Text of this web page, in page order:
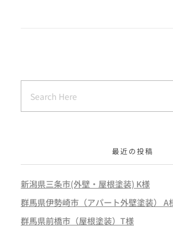
最近の投稿
新潟県三条市(外壁・屋根塗装) K様
群馬県伊勢崎市（アパート外壁塗装） A
群馬県前橋市（屋根塗装）T様